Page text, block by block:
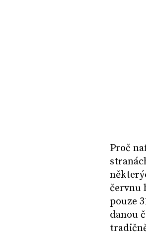
Proč
červnu
pouze
danou